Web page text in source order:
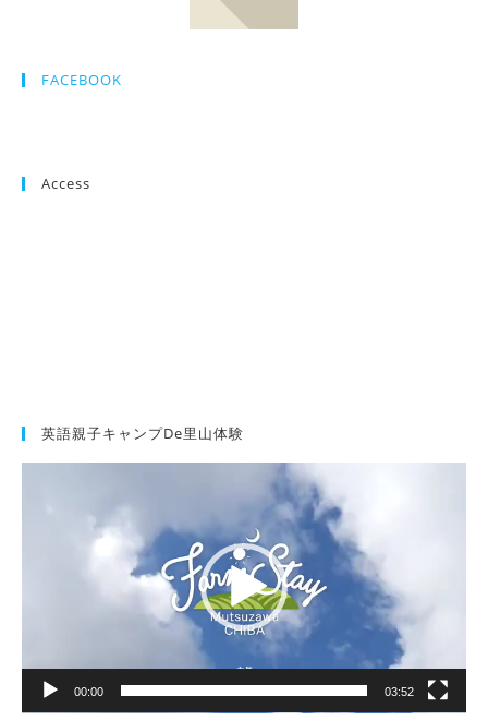
FACEBOOK
Access
英語親子キャンプde里山体験
00:00 03:52